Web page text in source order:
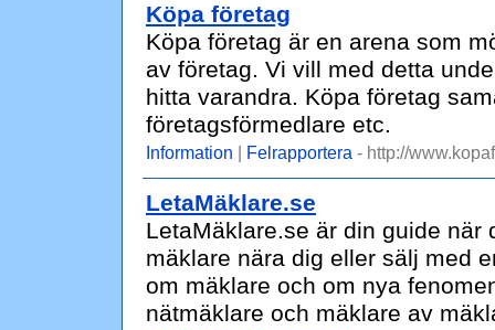
Köpa företag
Köpa företag är en arena som
av företag. Vi vill med detta
hitta varandra. Köpa företag
företagsförmedlare etc.
Information | Felrapportera - http://
LetaMäklare.se
LetaMäklare.se är din guide när
mäklare nära dig eller sälj med
om mäklare och om nya
nätmäklare och mäklare av